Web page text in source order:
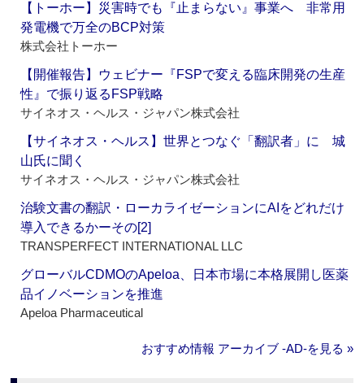
【トーホー】災害時でも『止まらない』事業へ 非常用
発電機で万全のBCP対策
株式会社トーホー
【開催報告】ウェビナー『FSPで変える臨床開発の生産
性』で振り返るFSP戦略
サイネオス・ヘルス・ジャパン株式会社
【サイネオス・ヘルス】世界とつなぐ「翻訳者」に 城
山氏に聞く
サイネオス・ヘルス・ジャパン株式会社
治験文書の翻訳・ローカライゼーションにAIをどれだけ
導入できるかーその[2]
TRANSPERFECT INTERNATIONAL LLC
グローバルCDMOのApeloa、日本市場に本格展開し医薬
品イノベーションを推進
Apeloa Pharmaceutical
おすすめ情報 アーカイブ ‐AD‐を見る »